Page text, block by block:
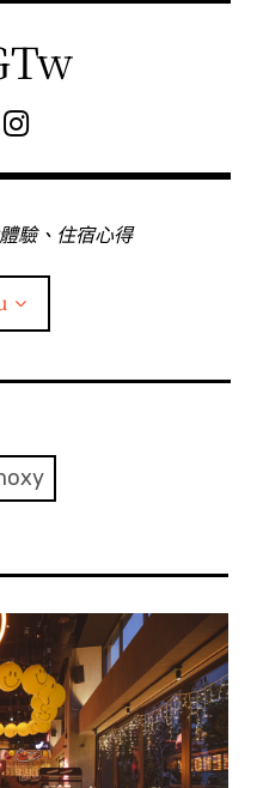
I
驗、住宿心得
child
menu
child
menu
child
child
menu
child
menu
child
menu
child
menu
child
menu
child
menu
child
menu
child
menu
child
menu